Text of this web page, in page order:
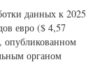
данных к 2025
евро ($ 4,57
опубликованном
органом